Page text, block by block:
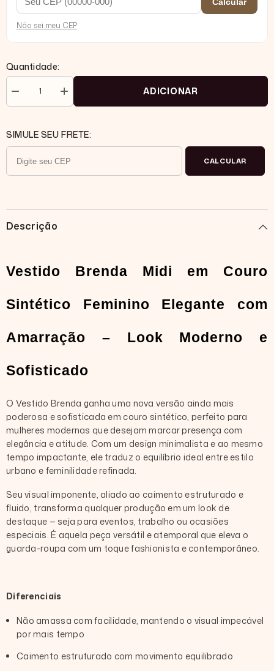
Não sei meu CEP
Quantidade:
Diminuir
quantidade
Midi
Muscle
Tee
Brenda
Aumentar
quantidade
Midi
Muscle
Brenda
ADICIONAR
SIMULE SEU FRETE:
CALCULAR
Descrição
Vestido Brenda Midi em Couro
Sintético Feminino Elegante com
Amarração – Look Moderno e
Sofisticado
O Vestido Brenda ganha uma nova versão ainda mais
poderosa e sofisticada em couro sintético, perfeito para
mulheres modernas que desejam marcar presença com
elegância e atitude. Com um design minimalista e ao mesmo
tempo impactante, ele traduz o equilíbrio ideal entre estilo
urbano e feminilidade refinada.
Seu visual imponente, aliado ao caimento estruturado e
fluido, transforma qualquer produção em um look de
destaque — seja para eventos, trabalho ou ocasiões
especiais. É aquela peça versátil e atemporal que eleva o
guarda-roupa com um toque fashionista e contemporâneo.
Diferenciais
Não amassa com facilidade, mantendo o visual impecável
por mais tempo
Caimento estruturado com movimento equilibrado